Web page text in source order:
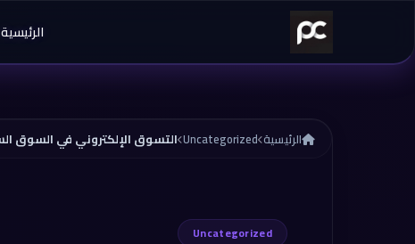
الرئيسية
الرئيسية Uncategorized
Uncategorized